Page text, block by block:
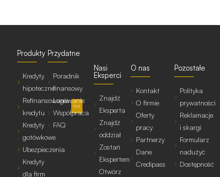
Produkty
Kredyty
hipoteczne
Refinansowanie
kredytu
hot
Kredyty
gotówkowe
Ubezpieczenia
Kredyty
dla firm
Przydatne
Poradnik
finansowy
Logowanie
Współpraca
FAQ
Nasi
Eksperci
Znajdź
Eksperta
Znajdź
oddział
Zostań
Ekspertem
Otwórz
O nas
Kontakt
O firmie
Oferty
pracy
Partnerzy
Dane
Credipass
Pozostałe
Polityka
prywatności
Reklamacje
i skargi
Formularz
nadużyć
Dostępność